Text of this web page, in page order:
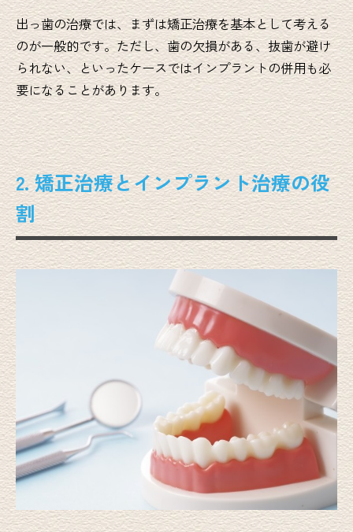
出っ歯の治療では、まずは矯正治療を基本として考える
のが一般的です。ただし、歯の欠損がある、抜歯が避け
られない、といったケースではインプラントの併用も必
要になることがあります。
2. 矯正治療とインプラント治療の役
割